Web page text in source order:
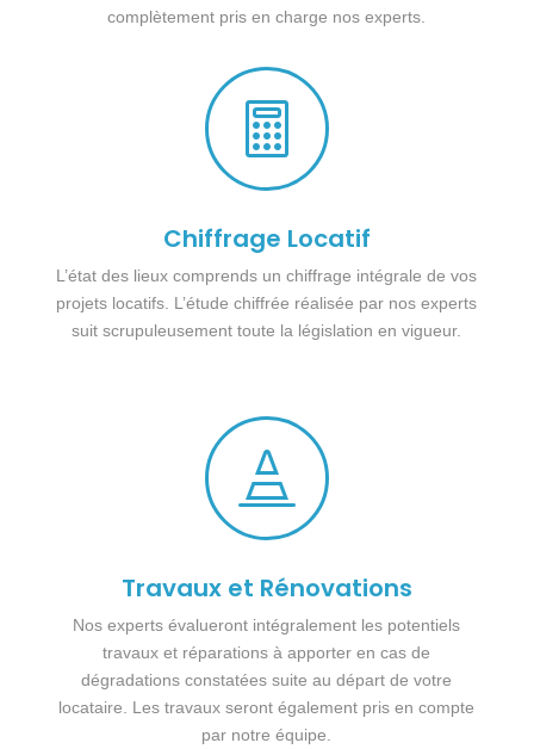
complètement pris en charge nos experts.

Chiffrage Locatif
L’état des lieux comprends un chiffrage intégrale de vos
projets locatifs. L’étude chiffrée réalisée par nos experts
suit scrupuleusement toute la législation en vigueur.

Travaux et Rénovations
Nos experts évalueront intégralement les potentiels
travaux et réparations à apporter en cas de
dégradations constatées suite au départ de votre
locataire. Les travaux seront également pris en compte
par notre équipe.